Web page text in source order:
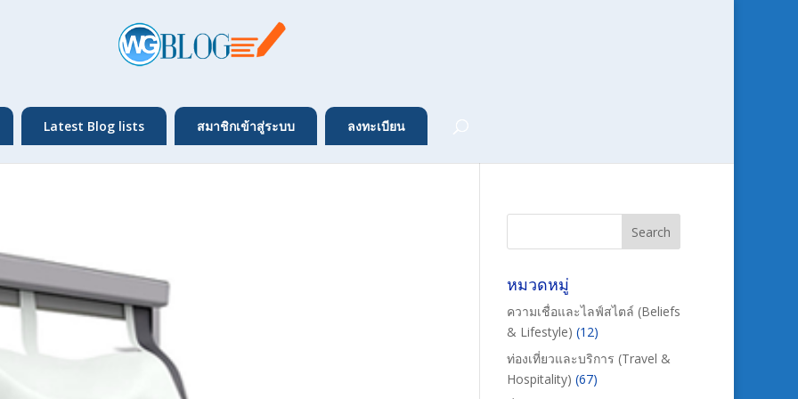
Latest Blog lists สมาชิกเข้าสู่ระบบ ลงทะเบียน
หมวดหมู่
ความเชื่อและไลฟ์สไตล์ (Beliefs
& Lifestyle) (12)
ท่องเที่ยวและบริการ (Travel &
Hospitality) (67)